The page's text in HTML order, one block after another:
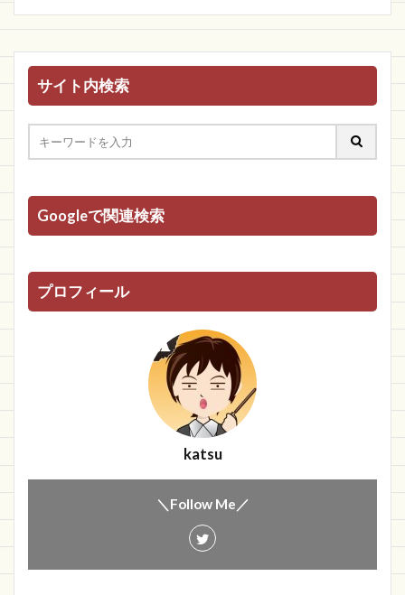
サイト内検索
Googleで関連検索
プロフィール
katsu
＼Follow Me／